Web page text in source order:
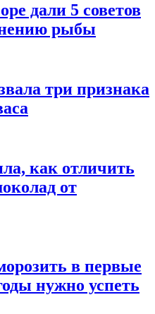
дали 5 советов
рыбы
три признака
как отличить
от
в первые
нужно успеть